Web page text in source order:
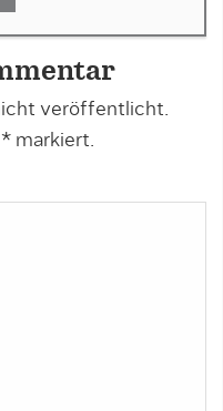
veröffentlicht.
* markiert.